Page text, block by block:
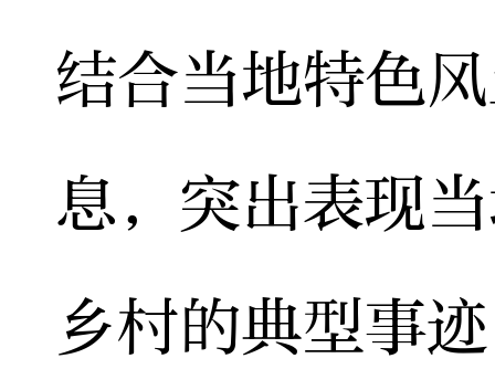
结合当地特色
息，突出表现
乡村的典型事